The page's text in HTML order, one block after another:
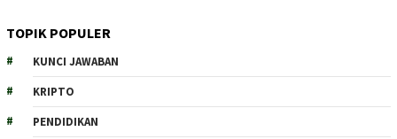
TOPIK POPULER
KUNCI JAWABAN
KRIPTO
PENDIDIKAN